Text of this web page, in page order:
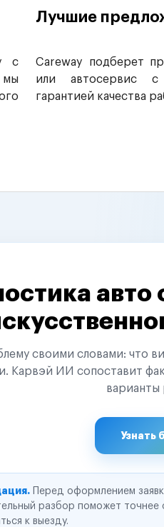
с
мы
Лучшие
Careway подберет
или автосервис
гарантией качества
своими словами: что
Карвэй ИИ сопоставит
варианты
Узнать
Перед оформлением
разбор поможет точнее
к выезду.